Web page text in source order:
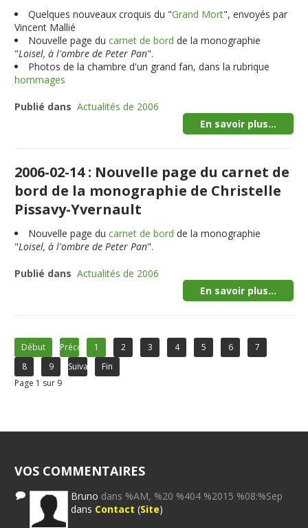
Quelques nouveaux croquis du "Grand Mort", envoyés par
Vincent Mallié
Nouvelle page ducarnet de bord de la monographie
"Loisel, à l'ombre de Peter Pan".
Photos de la chambre d'un grand fan, dans la rubrique
hommages
Publié dans Actualités de 2006
En savoir plus...
2006-02-14 : Nouvelle page du carnet de
bord de la monographie de Christelle
Pissavy-Yvernault
Nouvelle page ducarnet de bord de la monographie
"Loisel, à l'ombre de Peter Pan".
Publié dans Actualités de 2006
En savoir plus...
Début Précédent1 2 3 4 5 6
7
8
9 Suivant
Fin
Page 1 sur 9
VOS COMMENTAIRES
Bruno dans %AM, %20 %404 %2015 %08:%Sep
dans Contact (Site)